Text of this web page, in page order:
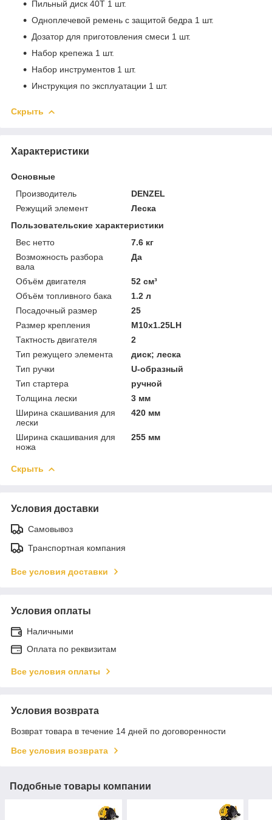
Пильный диск 40Т 1 шт.
Одноплечевой ремень с защитой бедра 1 шт.
Дозатор для приготовления смеси 1 шт.
Набор крепежа 1 шт.
Набор инструментов 1 шт.
Инструкция по эксплуатации 1 шт.
Скрыть
Характеристики
Основные
Производитель
DENZEL
Режущий элемент
Леска
Пользовательские характеристики
Вес нетто
7.6 кг
Возможность разбора
вала
Да
Объём двигателя
52 см³
Объём топливного бака
1.2 л
Посадочный размер
25
Размер крепления
М10х1.25LH
Тактность двигателя
2
Тип режущего элемента
диск; леска
Тип ручки
U-образный
Тип стартера
ручной
Толщина лески
3 мм
Ширина скашивания для
лески
420 мм
Ширина скашивания для
ножа
255 мм
Скрыть
Условия доставки
Самовывоз
Транспортная компания
Все условия доставки
Условия оплаты
Наличными
Оплата по реквизитам
Все условия оплаты
Условия возврата
Возврат товара в течение 14 дней по договоренности
Все условия возврата
Подобные товары компании